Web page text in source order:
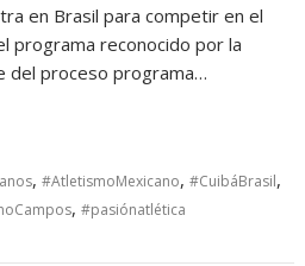
en Brasil para competir en el
programa reconocido por la
del proceso programa…
,#AtletismoMexicano,#CuibáBrasil,
,#pasiónatlética